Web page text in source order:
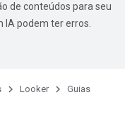
de conteúdos para seu
podem ter erros.
Looker Guias